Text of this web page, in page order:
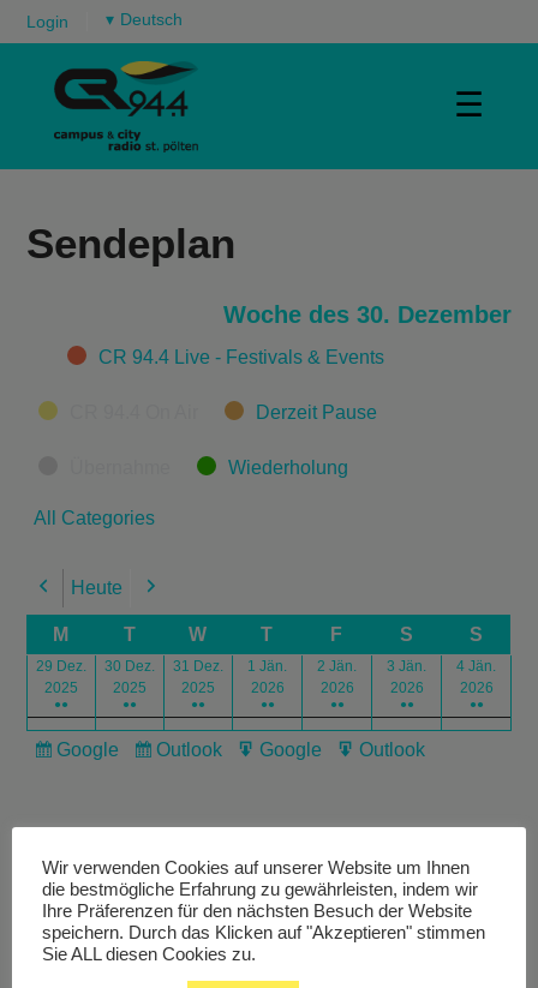
Login ▾
☰
Sendeplan
Woche des 30. Dezember
CategoriesCR 94.4 Live - Festivals & Events
Derzeit Pause
Wiederholung
All Categories
Previous
Heute Next
M T W T F S S
29 Dez.
2025
●●
30 Dez.
2025
●●
31 Dez.
2025
●●
1 Jän.
2026
●●
2 Jän.
2026
●●
3 Jän.
2026
●●
4 Jän.
2026
●●
Subscribe
Google
Subscribe
Outlook
Export
Google
Export
Outlook
Livestream
Wir verwenden Cookies auf unserer Website um Ihnen
die bestmögliche Erfahrung zu gewährleisten, indem wir
Ihre Präferenzen für den nächsten Besuch der Website
speichern. Durch das Klicken auf "Akzeptieren" stimmen
Sie ALL diesen Cookies zu.